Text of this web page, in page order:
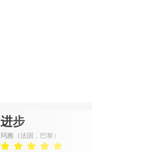
进步
玛雅（法国，巴黎）